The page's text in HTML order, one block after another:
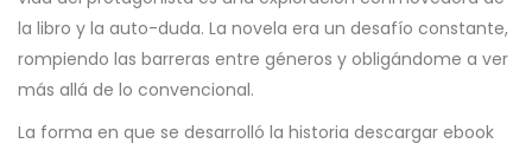
la libro y la auto-duda. La novela era un desafío constante,
rompiendo las barreras entre géneros y obligándome a ver
más allá de lo convencional.
La forma en que se desarrolló la historia descargar ebook